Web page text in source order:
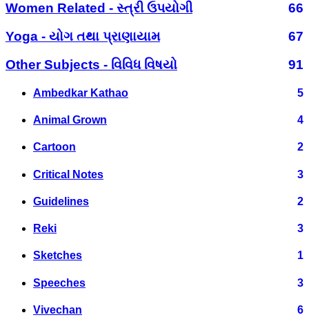
Women Related - સ્ત્રી ઉપયોગી
66
Yoga - યોગ તથા પ્રાણાયામ
67
Other Subjects - વિવિધ વિષયો
91
Ambedkar Kathao 5
Animal Grown 4
Cartoon 2
Critical Notes 3
Guidelines 2
Reki 3
Sketches 1
Speeches 3
Vivechan 6